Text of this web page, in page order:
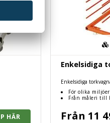
Enkelsidiga
Enkelsidiga
För olika
Från måleri till
Från 11